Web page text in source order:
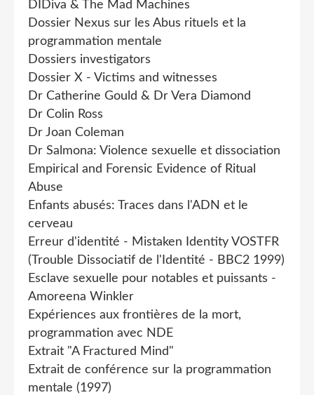
DIDiva & The Mad Machines
Dossier Nexus sur les Abus rituels et la
programmation mentale
Dossiers investigators
Dossier X - Victims and witnesses
Dr Catherine Gould & Dr Vera Diamond
Dr Colin Ross
Dr Joan Coleman
Dr Salmona: Violence sexuelle et dissociation
Empirical and Forensic Evidence of Ritual
Abuse
Enfants abusés: Traces dans l'ADN et le
cerveau
Erreur d'identité - Mistaken Identity VOSTFR
(Trouble Dissociatif de l'Identité - BBC2 1999)
Esclave sexuelle pour notables et puissants -
Amoreena Winkler
Expériences aux frontières de la mort,
programmation avec NDE
Extrait "A Fractured Mind"
Extrait de conférence sur la programmation
mentale (1997)